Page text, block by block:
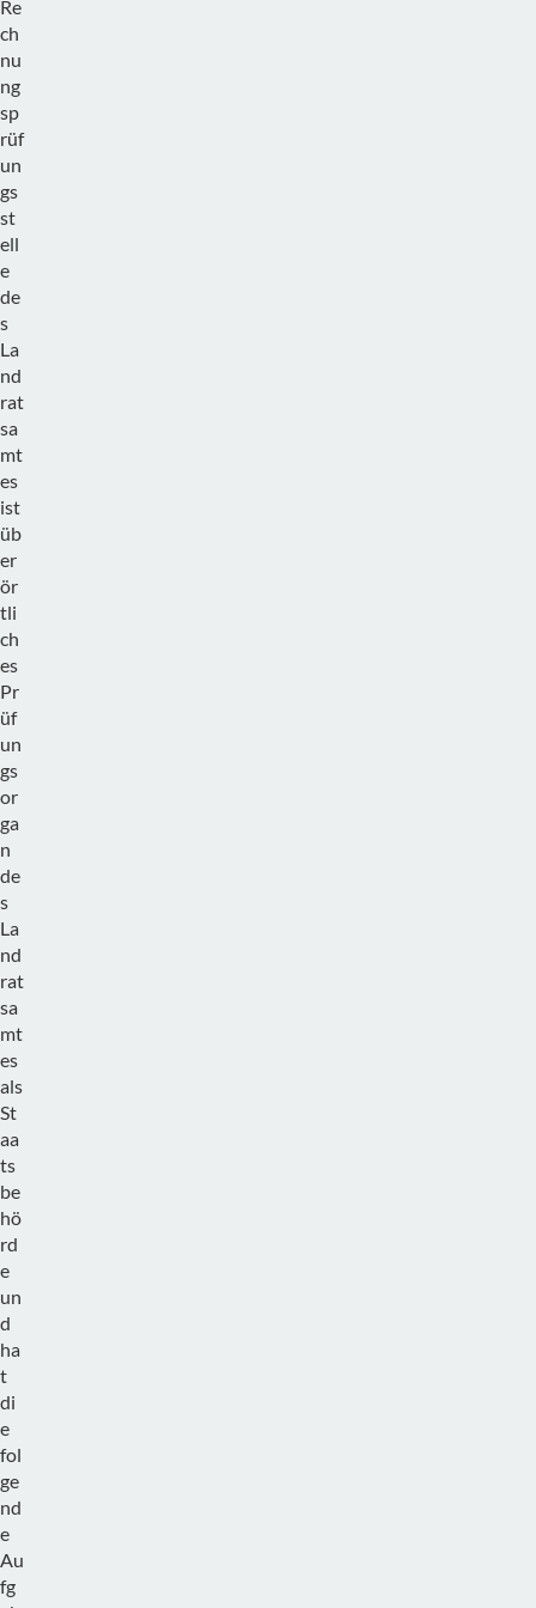
Re
ch
nu
ng
sp
rüf
un
gs
st
ell
e
de
s
La
nd
rat
sa
mt
es
ist
üb
er
ör
tli
ch
es
Pr
üf
un
gs
or
ga
n
de
s
La
nd
rat
sa
mt
es
als
St
aa
ts
be
hö
rd
e
un
d
ha
t
di
e
fol
ge
nd
e
Au
fg